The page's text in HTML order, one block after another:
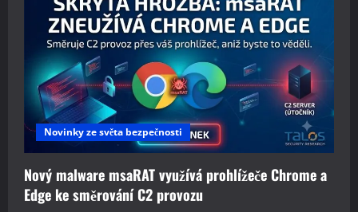
Novinky ze světa bezpečnosti
Nový malware msaRAT využívá prohlížeče Chrome a
Edge ke směrování C2 provozu